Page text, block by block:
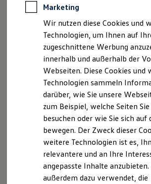
Rekuperation
Laden unterwegs
Laden Zuhause
Ladestationen finden
Ladezeitensimulator
Batterie
Sicherheit
Nachhaltigkeit
Technologie
Kosten und Kauf
Verbrauchskosten
Kaufoptionen
E-Auto-Förderung
Software und Konnektivität
Die ID. Software 6
ID. Software Versionen
Digitale Extras
Schnittstellen zu Ihrem ID.
Golf GTI EDITION 50bietet Ihnen die
Matrix-Scheinwerfer inklusive
Fernlichtassistenten „Dynamic Light
automatisch der Fahrsituation an und
präzise aus, ohne andere zu blenden.
Vorne setzt das abgedunkelte und
Logo ein weiteres visuelles Highlight,
3D-LED-Rückleuchten mit animierter
Sondermodell eine markante
Sichtbarkeit. Das abgedunkelte
rundet das sportliche Design zusätzlich
Marketing
Wir nutzen diese Cookies und
Technologien, um Ihnen auf
zugeschnittene Werbung
innerhalb und außerhalb der
Webseiten. Diese Cookies und
Technologien sammeln
darüber, wie Sie unsere
zum Beispiel, welche Seiten
besuchen oder wie Sie sich auf
bewegen. Der Zweck dieser
weitere Technologien ist es,
relevantere und an Ihre
angepasste Inhalte anzubieten.
außerdem dazu verwendet, die